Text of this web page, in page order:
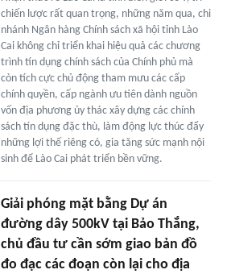
chiến lược rất quan trọng, những năm qua, chi
nhánh Ngân hàng Chính sách xã hội tỉnh Lào
Cai không chỉ triển khai hiệu quả các chương
trình tín dụng chính sách của Chính phủ mà
còn tích cực chủ động tham mưu các cấp
chính quyền, cấp ngành ưu tiên dành nguồn
vốn địa phương ủy thác xây dựng các chính
sách tín dụng đặc thù, làm động lực thúc đẩy
những lợi thế riêng có, gia tăng sức mạnh nội
sinh để Lào Cai phát triển bền vững.
Giải phóng mặt bằng Dự án
đường dây 500kV tại Bảo Thắng,
chủ đầu tư cần sớm giao bản đồ
đo đạc các đoạn còn lại cho địa